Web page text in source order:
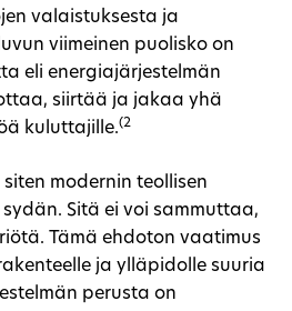
valaistuksesta ja
viimeinen puolisko on
eli energiajärjestelmän
siirtää ja jakaa yhä
kuluttajille.(2
modernin teollisen
Sitä ei voi sammuttaa,
Tämä ehdoton vaatimus
ja ylläpidolle suuria
perusta on